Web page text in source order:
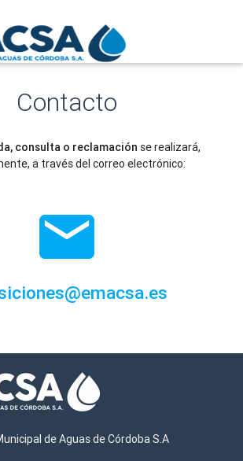
Contacto
consulta o reclamación se realizará,
a través del correo electrónico:

de Aguas de Córdoba S.A